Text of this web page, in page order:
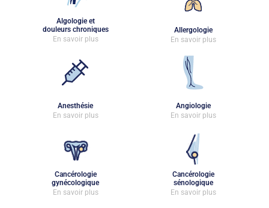
Algologie et
douleurs chroniques
En savoir plus
Allergologie
En savoir plus
Anesthésie
En savoir plus
Angiologie
En savoir plus
Cancérologie
gynécologique
En savoir plus
Cancérologie
sénologique
En savoir plus